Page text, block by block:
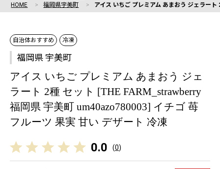
HOME
福岡県宇美町 アイス いちご プレミアム あまおう ジェラー
自治体おすすめ 冷凍
福岡県 宇美町
アイス いちご プレミアム あまおう ジェ
ラート 2種 セット [THE FARM_strawberry
福岡県 宇美町 um40azo780003] イチゴ 苺
フルーツ 果実 甘い デザート 冷凍
0.0 (0)